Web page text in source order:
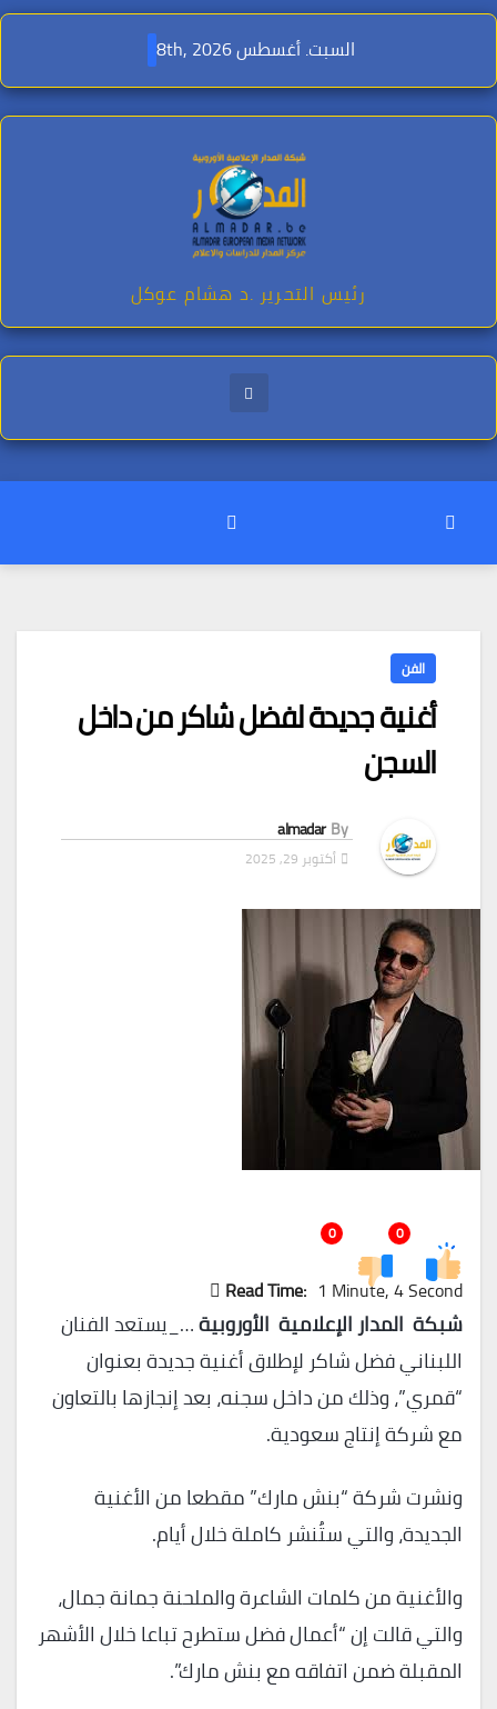
Skip
content
السبت. أغسطس 8th, 2026
رئيس التحرير .د هشام عوكل
الفن
أغنية جديدة لفضل شاكر من داخل
السجن
By
almadar
أكتوبر 29, 2025
0
0
Read Time: 1 Minute, 4 Second
شبكة المدار الإعلامية الأوروبية…_يستعد الفنان
اللبناني فضل شاكر لإطلاق أغنية جديدة بعنوان
“قمري”، وذلك من داخل سجنه، بعد إنجازها بالتعاون
مع شركة إنتاج سعودية.
ونشرت شركة “بنش مارك” مقطعا من الأغنية
الجديدة، والتي ستُنشر كاملة خلال أيام.
والأغنية من كلمات الشاعرة والملحنة جمانة جمال،
والتي قالت إن “أعمال فضل ستطرح تباعا خلال الأشهر
المقبلة ضمن اتفاقه مع بنش مارك”.